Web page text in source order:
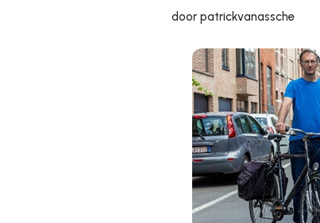
door patrickvanassche